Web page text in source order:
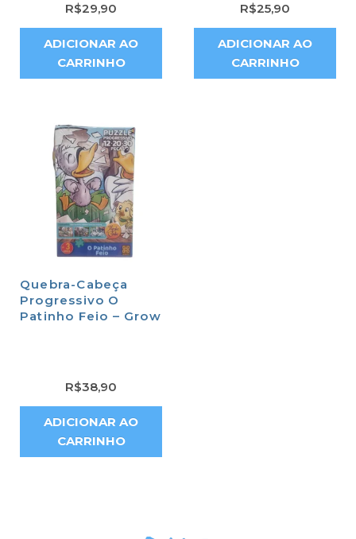
R$29,90
ADICIONAR AO
CARRINHO
R$25,90
ADICIONAR AO
CARRINHO
Quebra-Cabeça
Progressivo O
Patinho Feio – Grow
R$38,90
ADICIONAR AO
CARRINHO